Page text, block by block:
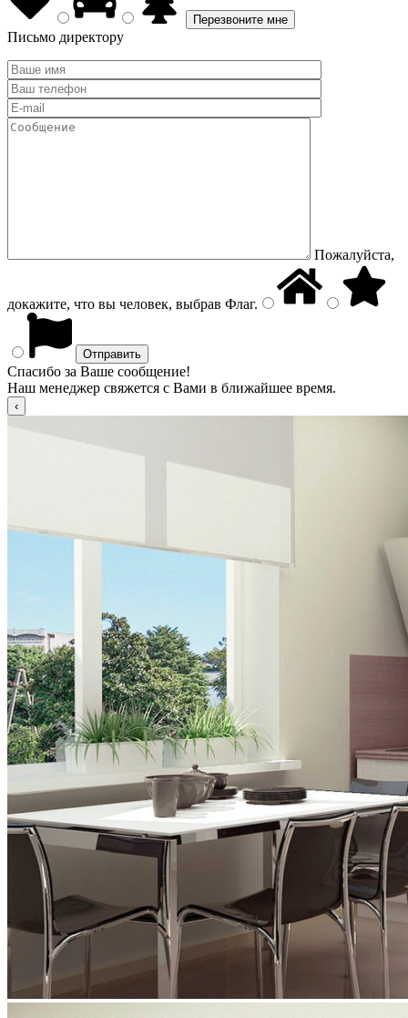
Письмо директору
Пожалуйста,
докажите, что вы человек, выбрав Флаг.
Спасибо за Ваше сообщение!
Наш менеджер свяжется с Вами в ближайшее время.